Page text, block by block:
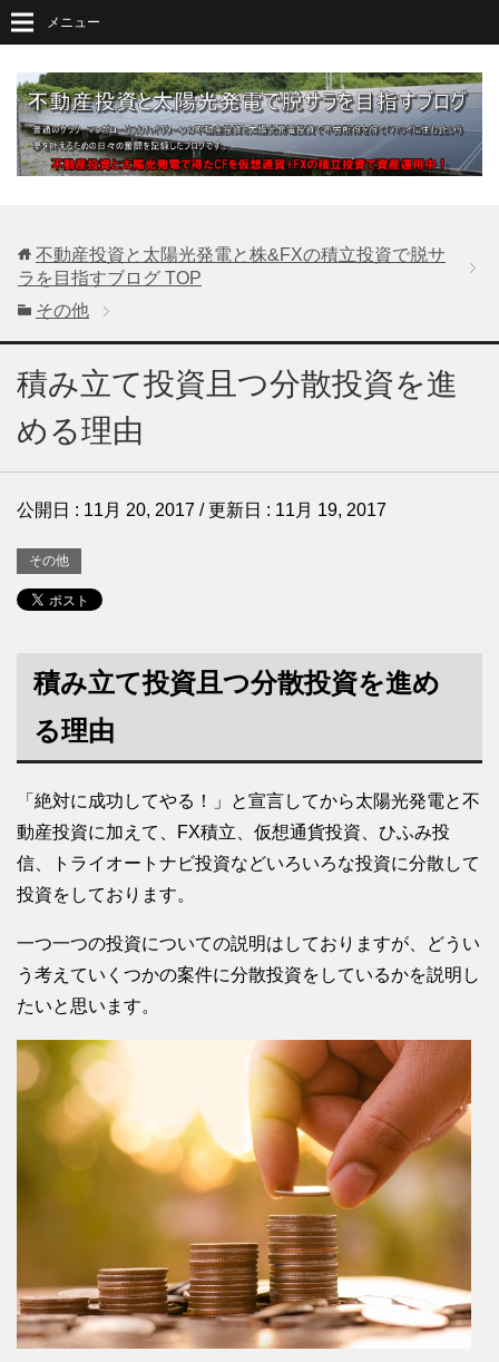
メニュー
不動産投資と太陽光発電と株&FXの積立投資で脱サ
ラを目指すブログ TOP
その他
積み立て投資且つ分散投資を進
める理由
公開日 : 11月 20, 2017 / 更新日 : 11月 19, 2017
その他
積み立て投資且つ分散投資を進め
る理由
「絶対に成功してやる！」と宣言してから太陽光発電と不
動産投資に加えて、FX積立、仮想通貨投資、ひふみ投
信、トライオートナビ投資などいろいろな投資に分散して
投資をしております。
一つ一つの投資についての説明はしておりますが、どうい
う考えていくつかの案件に分散投資をしているかを説明し
たいと思います。